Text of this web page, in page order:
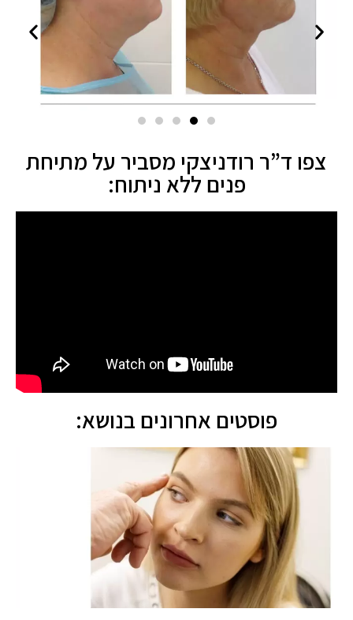
צפו ד”ר רודניצקי מסביר על מתיחת
פנים ללא ניתוח:
פוסטים אחרונים בנושא: